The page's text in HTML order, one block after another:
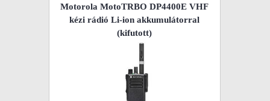
Motorola MotoTRBO DP4400E VHF
kézi rádió Li-ion akkumulátorral
(kifutott)